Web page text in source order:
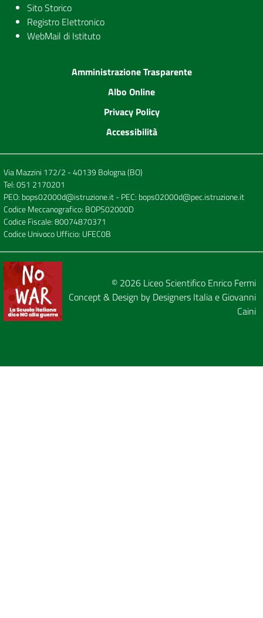
Sito Storico
Registro Elettronico
WebMail di Istituto
Amministrazione Trasparente
Albo Online
Privacy Policy
Accessibilità
Via Mazzini 172/2 - 40139 Bologna (BO)
Tel:051 2170201
PEO: bops02000d@istruzione.it- PEC: bops02000d@pec.istruzione.it
Codice Meccanografico: BOPS02000D
Codice Fiscale: 80074870371
Codice Univoco Ufficio: UFEC0B
© 2026 Liceo Scientifico Enrico Fermi
Concept & Design by Designers Italiae Giovanni
Caini